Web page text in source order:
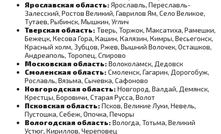
Ярославская область: Ярославль, Переславль-
Залесский, Ростов Великий, Гаврилов Ям, Село Великое,
Тутаев, Рыбинск, Мышкин, Углич
Тверская область: Тверь, Торжок, Максатиха, Рамешки,
Бежецк, Кесова Гора, Кашин, Калязин, Кимры, Весьегонск,
Красный холм, Зубцов, Ржев, Вышний Волочек, Осташков,
Андреаполь, Торопец, Спирово
Московская область: Волоколамск, Дедовск
Смоленская область: Смоленск, Гагарин, Дорогобуж,
Рославль, Вязьма, Сычевка, Сафоново
Новгородская область: Новгород, Валдай, Демянск,
Крестцы, Боровичи, Старая Русса, Волот
Псковская область: Псков, Великие Луки, Невель,
Пустошка, Себеж, Опочка, Печоры
Вологодская область: Вологда, Тотьма, Великий
Устюг, Кириллов, Череповец